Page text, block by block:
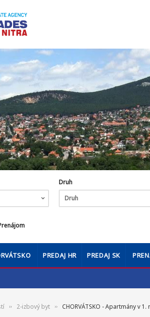
2-izbový byt CHORVÁTSKO - Apartmány v
PREDAJ HR PREDAJ SK
Druh
Druh